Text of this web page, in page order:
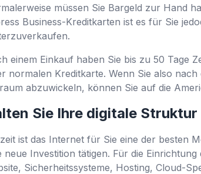
müssen Sie Bargeld zur Hand
Business-Kreditkarten ist es für Sie
einem Einkauf haben Sie bis zu 50 Tage
normalen Kreditkarte. Wenn Sie also
abzuwickeln, können Sie auf die
Sie Ihre digitale
ist das Internet für Sie eine der besten
neue Investition tätigen. Für die
Sicherheitssysteme, Hosting, Cloud-